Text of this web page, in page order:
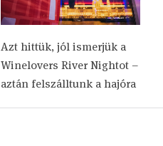
Azt hittük, jól ismerjük a
Winelovers River Nightot –
aztán felszálltunk a hajóra